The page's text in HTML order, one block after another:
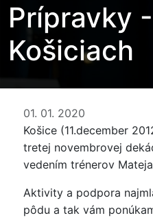
Prípravky
Košiciach
01. 01. 2020
Košice (11.december
tretej novembrovej
vedením trénerov
Aktivity a podpora
pôdu a tak vám